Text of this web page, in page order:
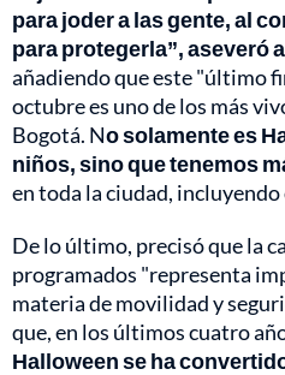
para joder a las gente, al
para protegerla”, aseveró
añadiendo que este "último
octubre es uno de los más
Bogotá. No solamente es
niños, sino que tenemos
en toda la ciudad,
De lo último, precisó que la
programados "representa
materia de movilidad y
que, en los últimos cuatro
Halloween se ha